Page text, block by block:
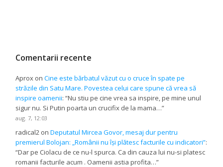
Comentarii recente
Aprox onCine este bărbatul văzut cu o cruce în spate pe
străzile din Satu Mare. Povestea celui care spune că vrea să
inspire oamenii: “Nu stiu pe cine vrea sa inspire, pe mine unul
sigur nu. Si Putin poarta un crucifix de la mama…”
aug. 7, 12:03
radical2 onDeputatul Mircea Govor, mesaj dur pentru
premierul Bolojan: „Românii nu își plătesc facturile cu indicatori”:
“Dar pe Ciolacu de ce nu-l spurca. Ca din cauza lui nu-si platesc
romanii facturile acum . Oamenii astia profita…”